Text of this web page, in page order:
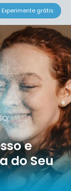
Experimente grátis
e
do Seu